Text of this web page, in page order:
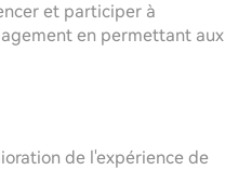
et participer à
en permettant aux
de l'expérience de